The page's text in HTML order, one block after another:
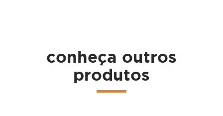
conheça outros
produtos